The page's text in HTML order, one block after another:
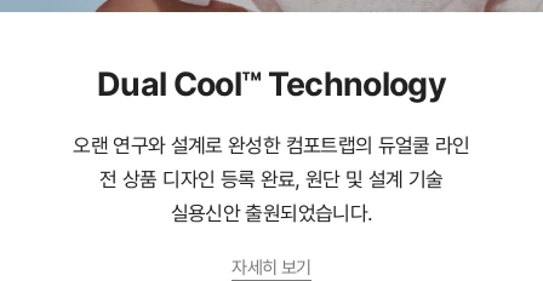
Dual Cool™ Technology
오랜 연구와 설계로 완성한 컴포트랩의 듀얼쿨 라인
전 상품 디자인 등록 완료, 원단 및 설계 기술
실용신안 출원되었습니다.
자세히 보기